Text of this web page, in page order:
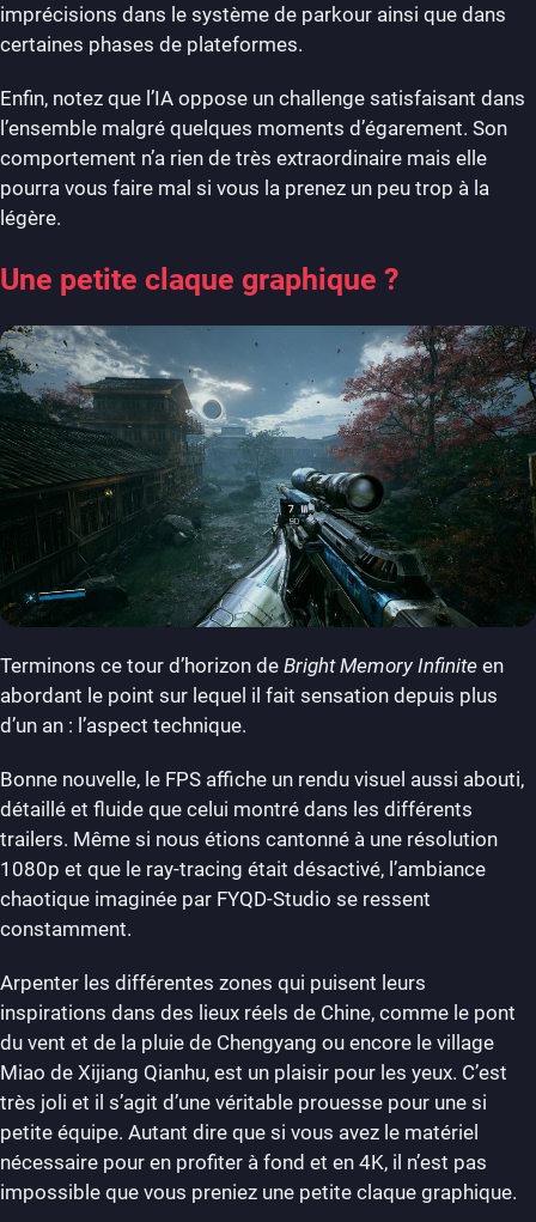
imprécisions dans le système de parkour ainsi que dans
certaines phases de plateformes.
Enfin, notez que l’IA oppose un challenge satisfaisant dans
l’ensemble malgré quelques moments d’égarement. Son
comportement n’a rien de très extraordinaire mais elle
pourra vous faire mal si vous la prenez un peu trop à la
légère.
Une petite claque graphique ?
Terminons ce tour d’horizon de Bright Memory Infinite en
abordant le point sur lequel il fait sensation depuis plus
d’un an : l’aspect technique.
Bonne nouvelle, le FPS affiche un rendu visuel aussi abouti,
détaillé et fluide que celui montré dans les différents
trailers. Même si nous étions cantonné à une résolution
1080p et que le ray-tracing était désactivé, l’ambiance
chaotique imaginée par FYQD-Studio se ressent
constamment.
Arpenter les différentes zones qui puisent leurs
inspirations dans des lieux réels de Chine, comme le pont
du vent et de la pluie de Chengyang ou encore le village
Miao de Xijiang Qianhu, est un plaisir pour les yeux. C’est
très joli et il s’agit d’une véritable prouesse pour une si
petite équipe. Autant dire que si vous avez le matériel
nécessaire pour en profiter à fond et en 4K, il n’est pas
impossible que vous preniez une petite claque graphique.